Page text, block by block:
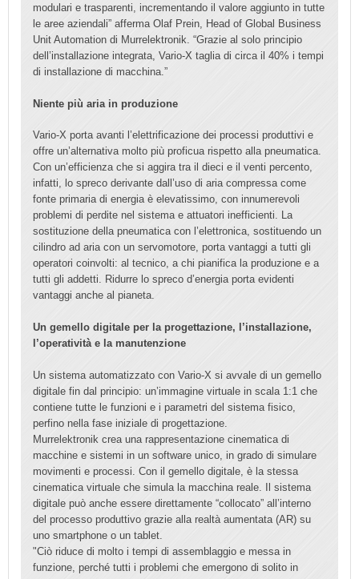
modulari e trasparenti, incrementando il valore aggiunto in tutte
le aree aziendali” afferma Olaf Prein, Head of Global Business
Unit Automation di Murrelektronik. “Grazie al solo principio
dell’installazione integrata, Vario-X taglia di circa il 40% i tempi
di installazione di macchina.”
Niente più aria in produzione
Vario-X porta avanti l’elettrificazione dei processi produttivi e
offre un’alternativa molto più proficua rispetto alla pneumatica.
Con un’efficienza che si aggira tra il dieci e il venti percento,
infatti, lo spreco derivante dall’uso di aria compressa come
fonte primaria di energia è elevatissimo, con innumerevoli
problemi di perdite nel sistema e attuatori inefficienti. La
sostituzione della pneumatica con l’elettronica, sostituendo un
cilindro ad aria con un servomotore, porta vantaggi a tutti gli
operatori coinvolti: al tecnico, a chi pianifica la produzione e a
tutti gli addetti. Ridurre lo spreco d’energia porta evidenti
vantaggi anche al pianeta.
Un gemello digitale per la progettazione, l’installazione,
l’operatività e la manutenzione
Un sistema automatizzato con Vario-X si avvale di un gemello
digitale fin dal principio: un’immagine virtuale in scala 1:1 che
contiene tutte le funzioni e i parametri del sistema fisico,
perfino nella fase iniziale di progettazione.
Murrelektronik crea una rappresentazione cinematica di
macchine e sistemi in un software unico, in grado di simulare
movimenti e processi. Con il gemello digitale, è la stessa
cinematica virtuale che simula la macchina reale. Il sistema
digitale può anche essere direttamente “collocato” all’interno
del processo produttivo grazie alla realtà aumentata (AR) su
uno smartphone o un tablet.
"Ciò riduce di molto i tempi di assemblaggio e messa in
funzione, perché tutti i problemi che emergono di solito in